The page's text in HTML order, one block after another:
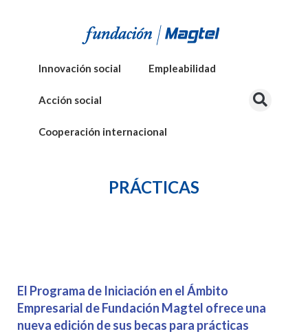
Innovación social Empleabilidad
Acción social
Cooperación internacional
PRÁCTICAS
El Programa de Iniciación en el Ámbito
Empresarial de Fundación Magtel ofrece una
nueva edición de sus becas para prácticas